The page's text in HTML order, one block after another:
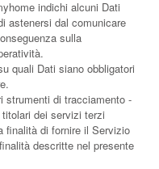
indichi alcuni Dati
astenersi dal comunicare
sulla
quali Dati siano obbligatori
strumenti di tracciamento -
dei servizi terzi
finalità di fornire il Servizio
descritte nel presente